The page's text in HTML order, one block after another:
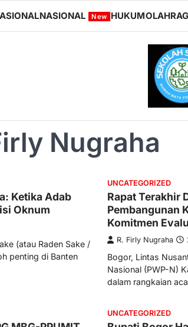
NASIONAL New HUKUM
Nugraha
Ketika Adab
Oknum
(atau Raden Sake /
penting di Banten
UNCATEGORIZED
Rapat Terakhir
Pembangunan
Komitmen
R. Firly Nugraha
Bogor, Lintas
Nasional (PWP-N)
dalam rangkaian
UNCATEGORIZED